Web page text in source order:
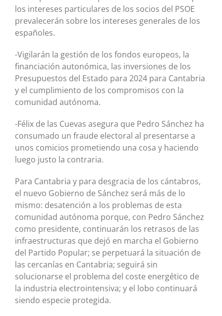
los intereses particulares de los socios del PSOE
prevalecerán sobre los intereses generales de los
españoles.
-Vigilarán la gestión de los fondos europeos, la
financiación autonómica, las inversiones de los
Presupuestos del Estado para 2024 para Cantabria
y el cumplimiento de los compromisos con la
comunidad autónoma.
-Félix de las Cuevas asegura que Pedro Sánchez ha
consumado un fraude electoral al presentarse a
unos comicios prometiendo una cosa y haciendo
luego justo la contraria.
Para Cantabria y para desgracia de los cántabros,
el nuevo Gobierno de Sánchez será más de lo
mismo: desatención a los problemas de esta
comunidad autónoma porque, con Pedro Sánchez
como presidente, continuarán los retrasos de las
infraestructuras que dejó en marcha el Gobierno
del Partido Popular; se perpetuará la situación de
las cercanías en Cantabria; seguirá sin
solucionarse el problema del coste energético de
la industria electrointensiva; y el lobo continuará
siendo especie protegida.